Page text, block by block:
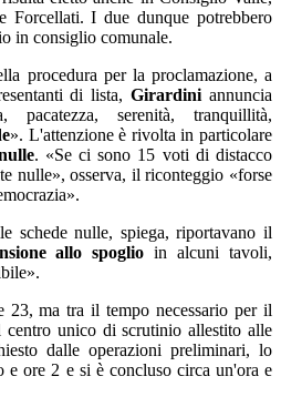
Forcellati. I due dunque potrebbero
in consiglio comunale.
procedura per la proclamazione, a
di lista,Girardiniannuncia
pacatezza, serenità, tranquillità,
». L'attenzione è rivolta in particolare
. «Se ci sono 15 voti di distacco
nulle», osserva, il riconteggio «forse
schede nulle, spiega, riportavano il
allo spoglio in alcuni tavoli,
23, ma tra il tempo necessario per il
centro unico di scrutinio allestito alle
dalle operazioni preliminari, lo
e ore 2 e si è concluso circa un'ora e